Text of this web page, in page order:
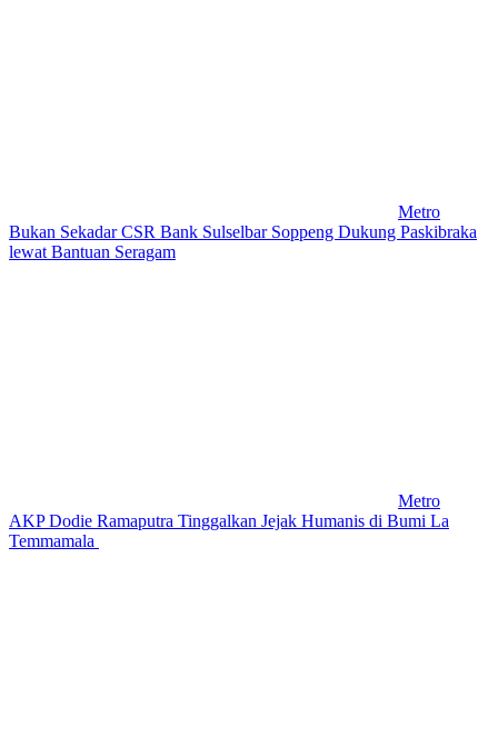
Metro
Bukan Sekadar CSR Bank Sulselbar Soppeng Dukung Paskibraka
lewat Bantuan Seragam
Metro
AKP Dodie Ramaputra Tinggalkan Jejak Humanis di Bumi La
Temmamala